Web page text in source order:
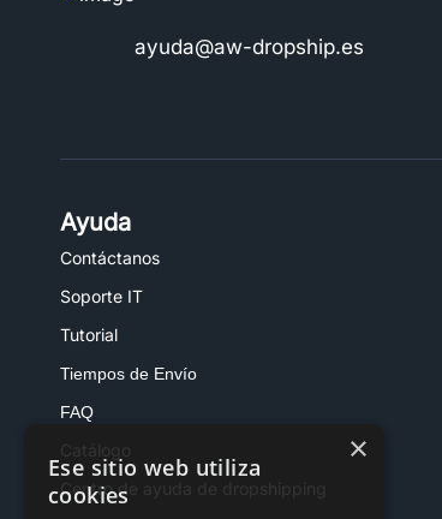
ayuda@aw-dropship.es
Ayuda
Contáctanos
Soporte IT
Tutorial
Tiempos de Envío
FAQ
Centro de ayuda de dropshipping
×
Ese sitio web utiliza
cookies